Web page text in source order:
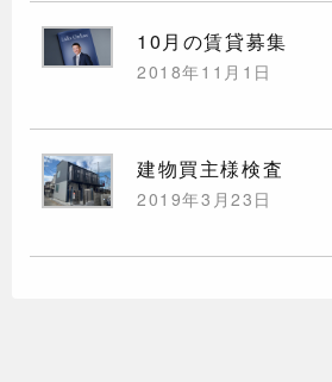
10月の賃貸募集
2018年11月1日
建物買主様検査
2019年3月23日